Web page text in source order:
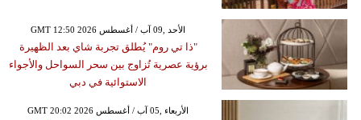
GMT 12:50 2026 الأحد ,09 آب / أغسطس
"ذا تي روم" يُطلق تجربة شاي بعد الظهيرة
برؤية عصرية تُزاوج بين سحر السواحل والأجواء
الاستوائية في دبي
GMT 20:02 2026 الأربعاء ,05 آب / أغسطس